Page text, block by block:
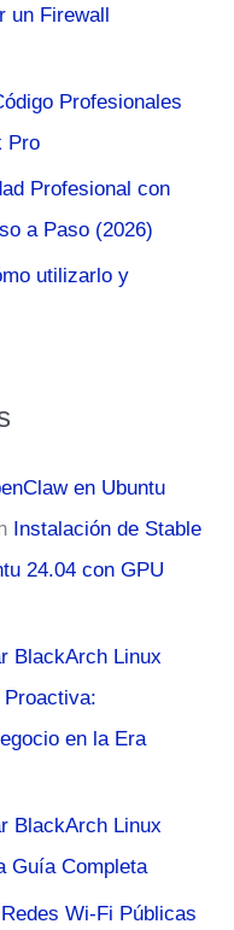
un Firewall
Profesionales
Pro
Profesional con
a Paso (2026)
utilizarlo y
en Ubuntu
Instalación de Stable
24.04 con GPU
BlackArch Linux
en la Era
BlackArch Linux
Guía Completa
Wi-Fi Públicas